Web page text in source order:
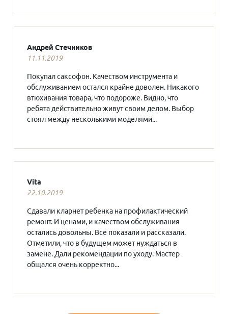
Андрей Стечников
11.11.2019
Покупал саксофон. Качеством инструмента и
обслуживанием остался крайне доволен. Никакого
втюхивания товара, что подороже. Видно, что
ребята действительно живут своим делом. Выбор
стоял между несколькими моделями...
Vita
22.10.2019
Сдавали кларнет ребенка на профилактический
ремонт. И ценами, и качеством обслуживания
остались довольны. Все показали и рассказали.
Отметили, что в будущем может нуждаться в
замене. Дали рекомендации по уходу. Мастер
общался очень корректно...